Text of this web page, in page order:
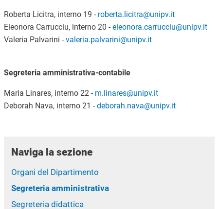
Roberta Licitra, interno 19 - roberta.licitra@unipv.it
Eleonora Carrucciu, interno 20 - eleonora.carrucciu@unipv.it
Valeria Palvarini - valeria.palvarini@unipv.it
Segreteria amministrativa-contabile
Maria Linares, interno 22 - m.linares@unipv.it
Deborah Nava, interno 21 - deborah.nava@unipv.it
Naviga la sezione
Organi del Dipartimento
Segreteria amministrativa
Segreteria didattica